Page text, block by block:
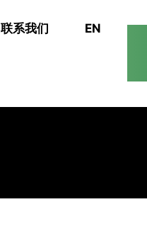
联系我们 EN